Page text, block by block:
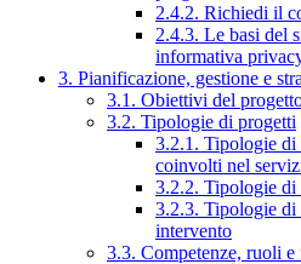
2.4.2. Richiedi il
2.4.3. Le basi del
informativa
3. Pianificazione, gestione e
3.1. Obiettivi del
3.2. Tipologie di progetti
3.2.1. Tipologie di
coinvolti nel
3.2.2. Tipologie di
3.2.3. Tipologie di
intervento
3.3. Competenze, ruoli